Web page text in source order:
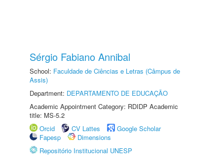
Sérgio Fabiano Annibal
School: Faculdade de Ciências e Letras (Câmpus de
Assis)
Department: DEPARTAMENTO DE EDUCAÇÃO
Academic Appointment Category: RDIDP Academic
title: MS-5.2
Orcid
CV Lattes
Google Scholar
Fapesp
Dimensions
Repositório Institucional UNESP